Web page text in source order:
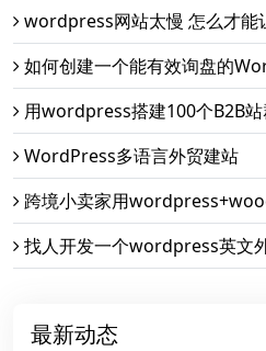
wordpress网站太慢 怎么才能
如何创建一个能有效询盘的
用wordpress搭建100个B2B
WordPress多语言外贸建站
跨境小卖家用
找人开发一个wordpress英文
最新动态